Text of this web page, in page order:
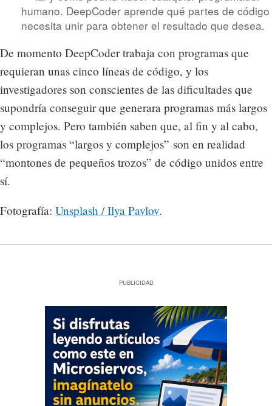
humano. DeepCoder aprende qué partes de código
necesita unir para obtener el resultado que desea.
De momento DeepCoder trabaja con programas que
requieran unas cinco líneas de código, y los
investigadores son conscientes de las dificultades que
supondría conseguir que generara programas más largos
y complejos. Pero también saben que, al fin y al cabo,
los programas “largos y complejos” son en realidad
“montones de pequeños trozos” de código unidos entre
sí.
Fotografía: Unsplash / Ilya Pavlov.
PUBLICIDAD